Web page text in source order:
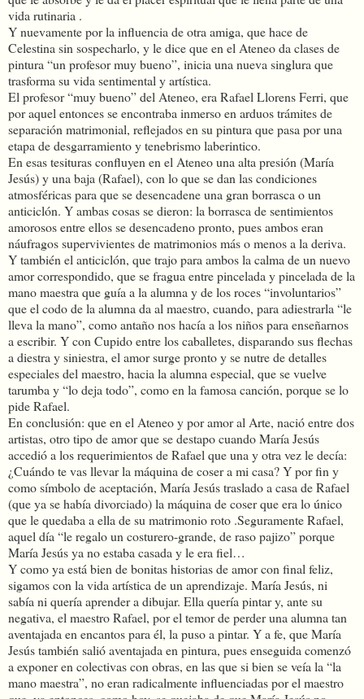
vida rutinaria .
Y nuevamente por la influencia de otra amiga, que hace de
Celestina sin sospecharlo, y le dice que en el Ateneo da clases de
pintura “un profesor muy bueno”, inicia una nueva singlura que
trasforma su vida sentimental y artística.
El profesor “muy bueno” del Ateneo, era Rafael Llorens Ferri, que
por aquel entonces se encontraba inmerso en arduos trámites de
separación matrimonial, reflejados en su pintura que pasa por una
etapa de desgarramiento y tenebrismo laberintico.
En esas tesituras confluyen en el Ateneo una alta presión (María
Jesús) y una baja (Rafael), con lo que se dan las condiciones
atmosféricas para que se desencadene una gran borrasca o un
anticiclón. Y ambas cosas se dieron: la borrasca de sentimientos
amorosos entre ellos se desencadeno pronto, pues ambos eran
náufragos supervivientes de matrimonios más o menos a la deriva.
Y también el anticiclón, que trajo para ambos la calma de un nuevo
amor correspondido, que se fragua entre pincelada y pincelada de la
mano maestra que guía a la alumna y de los roces “involuntarios”
que el codo de la alumna da al maestro, cuando, para adiestrarla “le
lleva la mano”, como antaño nos hacía a los niños para enseñarnos
a escribir. Y con Cupido entre los caballetes, disparando sus flechas
a diestra y siniestra, el amor surge pronto y se nutre de detalles
especiales del maestro, hacia la alumna especial, que se vuelve
tarumba y “lo deja todo”, como en la famosa canción, porque se lo
pide Rafael.
En conclusión: que en el Ateneo y por amor al Arte, nació entre dos
artistas, otro tipo de amor que se destapo cuando María Jesús
accedió a los requerimientos de Rafael que una y otra vez le decía:
¿Cuándo te vas llevar la máquina de coser a mi casa? Y por fin y
como símbolo de aceptación, María Jesús traslado a casa de Rafael
(que ya se había divorciado) la máquina de coser que era lo único
que le quedaba a ella de su matrimonio roto .Seguramente Rafael,
aquel día “le regalo un costurero-grande, de raso pajizo” porque
María Jesús ya no estaba casada y le era fiel…
Y como ya está bien de bonitas historias de amor con final feliz,
sigamos con la vida artística de un aprendizaje. María Jesús, ni
sabía ni quería aprender a dibujar. Ella quería pintar y, ante su
negativa, el maestro Rafael, por el temor de perder una alumna tan
aventajada en encantos para él, la puso a pintar. Y a fe, que María
Jesús también salió aventajada en pintura, pues enseguida comenzó
a exponer en colectivas con obras, en las que si bien se veía la “la
mano maestra”, no eran radicalmente influenciadas por el maestro